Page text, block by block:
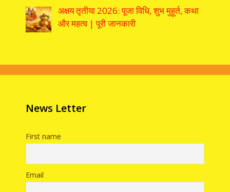
अक्षय तृतीया 2026: पूजा विधि, शुभ मुहूर्त, कथा
और महत्व | पूरी जानकारी
News Letter
First name
Email